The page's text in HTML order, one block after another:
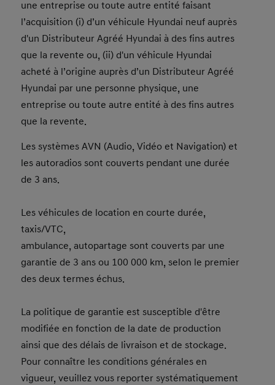
une entreprise ou toute autre entité faisant
l’acquisition (i) d’un véhicule Hyundai neuf auprès
d'un Distributeur Agréé Hyundai à des fins autres
que la revente ou, (ii) d'un véhicule Hyundai
acheté à l’origine auprès d’un Distributeur Agréé
Hyundai par une personne physique, une
entreprise ou toute autre entité à des fins autres
que la revente.
Les systèmes AVN (Audio, Vidéo et Navigation) et
les autoradios sont couverts pendant une durée
de 3 ans.
Les véhicules de location en courte durée,
taxis/VTC,
ambulance, autopartage sont couverts par une
garantie de 3 ans ou 100 000 km, selon le premier
des deux termes échus.
La politique de garantie est susceptible d'être
modifiée en fonction de la date de production
ainsi que des délais de livraison et de stockage.
Pour connaître les conditions générales en
vigueur, veuillez vous reporter systématiquement